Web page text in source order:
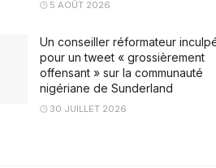
5 AOÛT 2026
Un conseiller réformateur
pour un tweet « grossièrement
offensant » sur la communauté
nigériane de Sunderland
30 JUILLET 2026